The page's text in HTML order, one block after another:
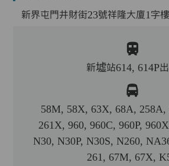
新界屯門井財街23號祥隆大廈1字
新墟站614, 614P
58M, 58X, 63X, 68A, 258A,
261X, 960, 960C, 960P,
N30, N30P, N30S, N260,
261, 67M, 67X,